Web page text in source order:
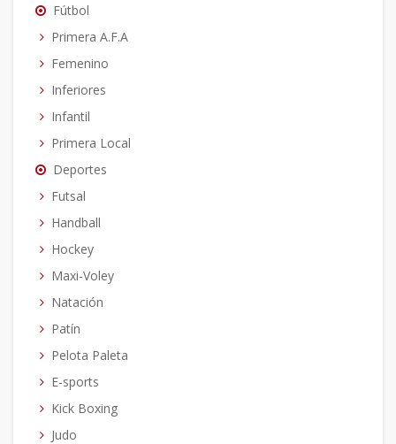
Fútbol
Primera A.F.A
Femenino
Inferiores
Infantil
Primera Local
Deportes
Futsal
Handball
Hockey
Maxi-Voley
Natación
Patín
Pelota Paleta
E-sports
Kick Boxing
Judo